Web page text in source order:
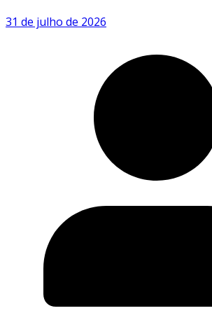
31 de julho de 2026